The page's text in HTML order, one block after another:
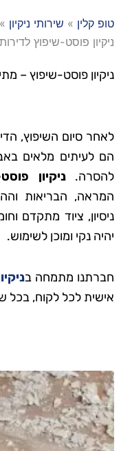
טופ קלין » שירותי ניקיון »
ניקיון פוסט-שיפוץ
ניקיון פוסט-שיפוץ –
לאחר סיום השיפוץ,
הם לעיתים מלאים
להסרה.ניקיון
המראה, הבריאות
ניסיון, ציוד מתקדם
יהיה נקי ומוכן לשימוש.
חברתנו מתמחה ב
אישית לכל לקוח, בכל